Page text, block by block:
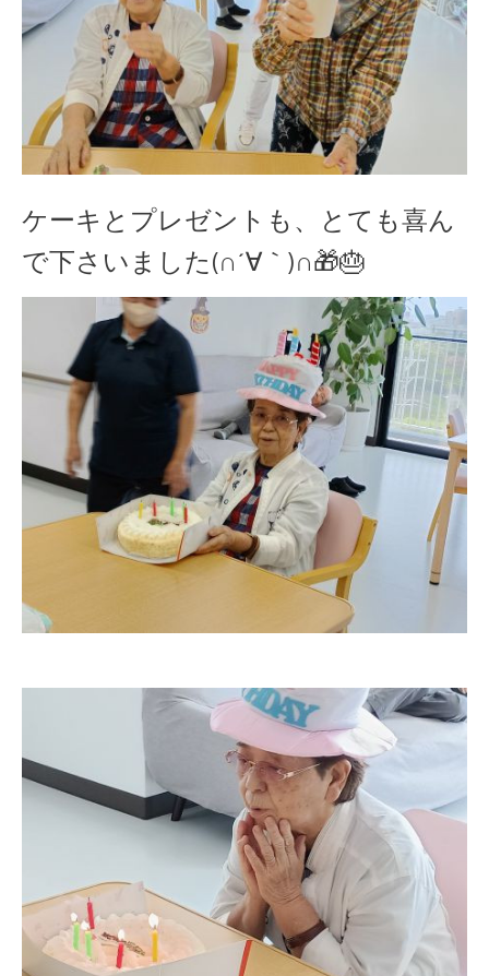
ケーキとプレゼントも、とても喜ん
で下さいました(∩´∀｀)∩🎁🎂